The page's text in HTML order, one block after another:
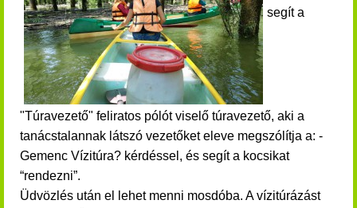
segít a
"Túravezető" feliratos pólót viselő túravezető, aki a
tanácstalannak látszó vezetőket eleve megszólítja a: -
Gemenc Vízitúra? kérdéssel, és segít a kocsikat
“rendezni”.
Üdvözlés után el lehet menni mosdóba. A vízitúrázást